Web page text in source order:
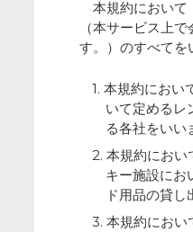
本規約において
（本サービス上
す。）のすべてを
1. 本規約におい
いて定めるレ
る各社をいい
2. 本規約におい
キー施設にお
ド用品の貸し
3. 本規約におい